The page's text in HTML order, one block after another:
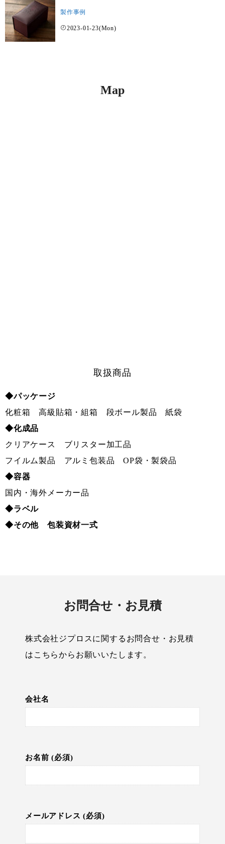
製作事例
2023-01-23(Mon)
Map
取扱商品
◆パッケージ
化粧箱 高級貼箱・組箱 段ボール製品 紙袋
◆化成品
クリアケース ブリスター加工品
フイルム製品 アルミ包装品 OP袋・製袋品
◆容器
国内・海外メーカー品
◆ラベル
◆その他 包装資材一式
お問合せ・お見積
株式会社ジプロスに関するお問合せ・お見積
はこちらからお願いいたします。
会社名
お名前 (必須)
メールアドレス (必須)